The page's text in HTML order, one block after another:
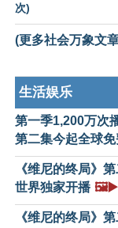
次)
(更多社会万象文
生活娱乐
第一季1,200万次
第二集今起全球免
《维尼的终局》
世界独家开播 🖼️▶️
《维尼的终局》